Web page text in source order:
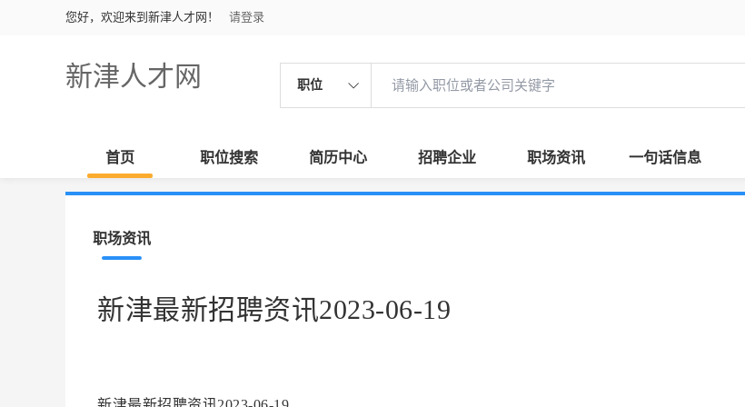
您好，欢迎来到新津人才网！ 请登录
新津人才网 职位
首页 职位搜索 简历中心 招聘企业 职场资讯 一句话信息
职场资讯
新津最新招聘资讯2023-06-19